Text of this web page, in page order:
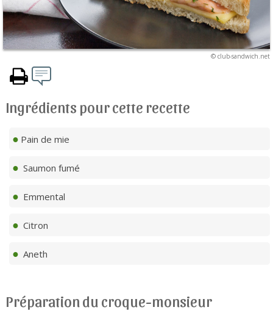
© club-sandwich.net
Ingrédients pour cette recette
Pain de mie
Saumon fumé
Emmental
Citron
Aneth
Préparation du croque-monsieur